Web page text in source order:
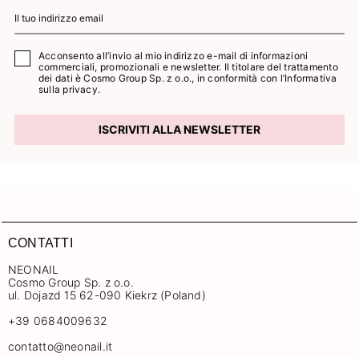
Acconsento all’invio al mio indirizzo e-mail di informazioni
commerciali, promozionali e newsletter. Il titolare del trattamento
dei dati è Cosmo Group Sp. z o.o., in conformità con l’Informativa
sulla privacy.
ISCRIVITI ALLA NEWSLETTER
CONTATTI
NEONAIL
Cosmo Group Sp. z o.o.
ul. Dojazd 15 62-090 Kiekrz (Poland)
+39 0684009632
contatto@neonail.it